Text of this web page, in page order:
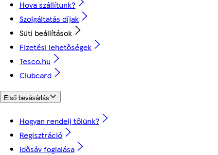
Hova szállítunk?
Szolgáltatás díjak
Süti beállítások
Fizetési lehetőségek
Tesco.hu
Clubcard
Első bevásárlás
Hogyan rendelj tőlünk?
Regisztráció
Idősáv foglalása